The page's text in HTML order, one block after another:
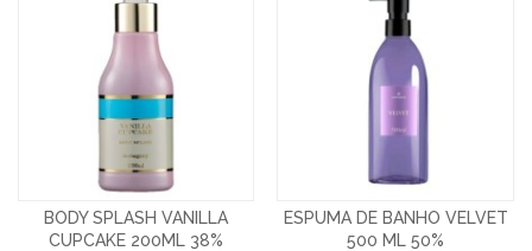
BODY SPLASH VANILLA
CUPCAKE 200ML 38%
ESPUMA DE BANHO VELVET
500 ML 50%